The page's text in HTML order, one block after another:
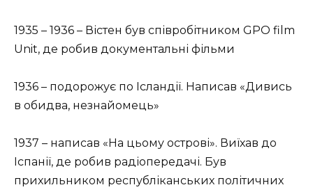
1935 – 1936 – Вістен був співробітником GPO film
Unit, де робив документальні фільми
1936 – подорожує по Ісландії. Написав «Дивись
в обидва, незнайомець»
1937 – написав «На цьому острові». Виїхав до
Іспанії, де робив радіопередачі. Був
прихильником республіканських політичних